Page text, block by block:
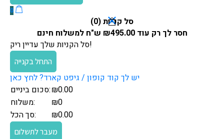
0
סל קניות (0
)
חסר לך רק עוד
₪495.00
ש"ח למשלוח חינם
סל הקניות שלך עדיין ריק!
התחל בקנייה
יש לך קוד קופון / גיפט קארד? לחץ כאן
סכום ביניים:₪0.00
משלוח:
₪0
סך הכל:
₪0.00
מעבר לתשלום